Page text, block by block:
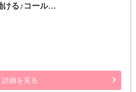
ける♪コール…
詳細を見る